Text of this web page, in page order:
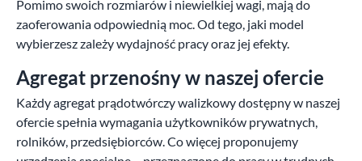
Pomimo swoich rozmiarów i niewielkiej wagi, mają do
zaoferowania odpowiednią moc. Od tego, jaki model
wybierzesz zależy wydajność pracy oraz jej efekty.
Agregat przenośny w naszej ofercie
Każdy agregat prądotwórczy walizkowy dostępny w naszej
ofercie spełnia wymagania użytkowników prywatnych,
rolników, przedsiębiorców. Co więcej proponujemy